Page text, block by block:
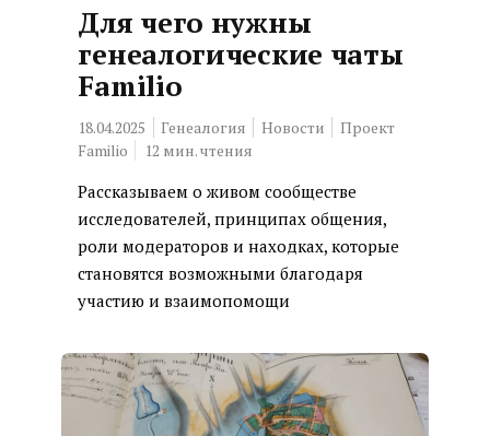
Для чего нужны
генеалогические чаты
Familio
18.04.2025 Генеалогия Новости
Проект
Familio
12 мин. чтения
Рассказываем о живом сообществе
исследователей, принципах общения,
роли модераторов и находках, которые
становятся возможными благодаря
участию и взаимопомощи